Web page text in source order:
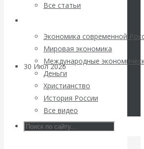
Все статьи
Экономика современной
Мировая экономика
Международные
Деньги
Христианство
История России
Все видео
быть главнее
Центробанков?
30 Июл 2026Цифровая
экономика
Валентин
Катасонов.